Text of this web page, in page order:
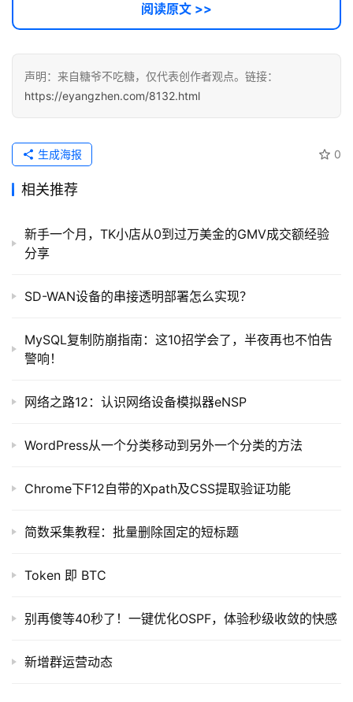
提
示
词
开
代
用
链
阅读原文 >>
声明：来自糖爷不吃糖，仅代表创作者观点。链接：
https://eyangzhen.com/8132.html
0
生成海报
相关推荐
新手一个月，TK小店从0到过万美金的GMV成交额经验
分享
SD-WAN设备的串接透明部署怎么实现？
MySQL复制防崩指南：这10招学会了，半夜再也不怕告
警响！
网络之路12：认识网络设备模拟器eNSP
WordPress从一个分类移动到另外一个分类的方法
Chrome下F12自带的Xpath及CSS提取验证功能
简数采集教程：批量删除固定的短标题
Token 即 BTC
别再傻等40秒了！一键优化OSPF，体验秒级收敛的快感
新增群运营动态